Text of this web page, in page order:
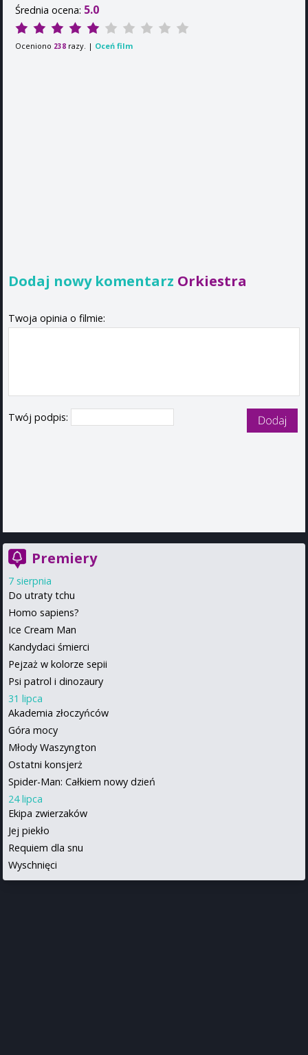
Średnia ocena: 5.0
Oceniono 238 razy. | Oceń film
Dodaj nowy komentarz Orkiestra
Twoja opinia o filmie:
Twój podpis:
Premiery
7 sierpnia
Do utraty tchu
Homo sapiens?
Ice Cream Man
Kandydaci śmierci
Pejzaż w kolorze sepii
Psi patrol i dinozaury
31 lipca
Akademia złoczyńców
Góra mocy
Młody Waszyngton
Ostatni konsjerż
Spider-Man: Całkiem nowy dzień
24 lipca
Ekipa zwierzaków
Jej piekło
Requiem dla snu
Wyschnięci